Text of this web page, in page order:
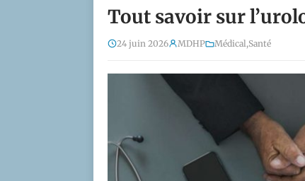
Tout savoir sur
24 juin 2026 MDHP Médical,Santé